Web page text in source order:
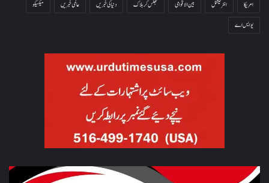
امریکا
انٹرنیشنل بین الاقوامی جھلس کر ہلاک دنیا کی خبریں عالمی خبریں
میکسیکو
یو ایس اے